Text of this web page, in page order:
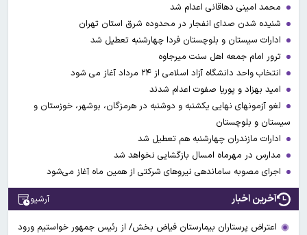
محمد امینی دهاقانی اعدام شد
شنیده شدن صدای انفجار در محدوده شرق استان تهران
ادارات سیستان و بلوچستان فردا چهارشنبه تعطیل شد
ترور امام جمعه اهل سنت میرجاوه
انتخاب واحد دانشگاه آزاد اسلامی از ۲۴ مرداد آغاز می شود
امید بهزاد و پوریا صفوت اعدام شدند
لغو آزمونهای نهایی یکشنبه و دوشنبه در هرمزگان، بوشهر، خوزستان و
سیستان و بلوچستان
ادارات مازندران چهارشنبه هم تعطیل شد
مدارس در مهرماه امسال بازگشایی نخواهد شد
اجرای مصوبه ساماندهی نیرو‌های شرکتی از همین ماه آغاز می‌شود
آخرین اخبار آرشیو
اعتراض پرستاران بیمارستان فیاض بخش/ از رئیس جمهور خواستیم ورود